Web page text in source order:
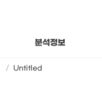
분석정보
/ Untitled
월별 해양기후 분석자료